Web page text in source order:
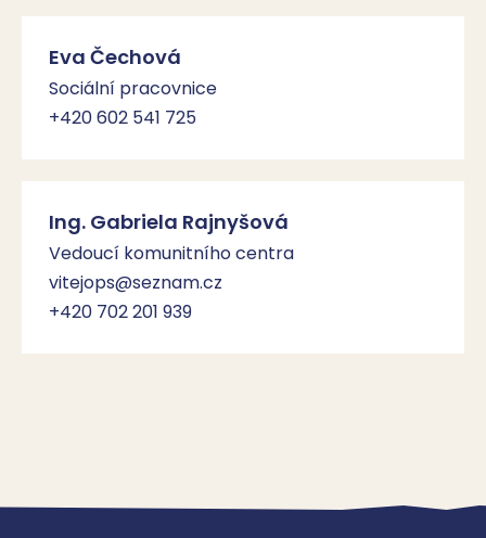
Eva Čechová
Sociální pracovnice
+420 602 541 725
Ing. Gabriela Rajnyšová
Vedoucí komunitního centra
vitejops@seznam.cz
+420 702 201 939